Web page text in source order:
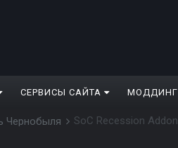
СЕРВИСЫ САЙТА МОДДИНГ
Чернобыля SoC Recession Addon